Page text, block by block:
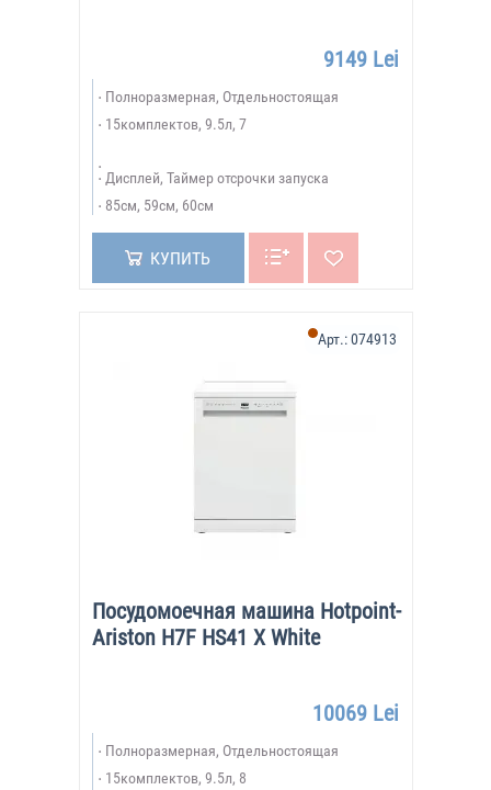
9149 Lei
Полноразмерная, Отдельностоящая
15комплектов, 9.5л, 7
Дисплей, Таймер отсрочки запуска
85см, 59см, 60см
КУПИТЬ
Посудомоечная машина Hotpoint-
Ariston H7F HS41 X White
Арт.:074913
10069 Lei
Полноразмерная, Отдельностоящая
15комплектов, 9.5л, 8